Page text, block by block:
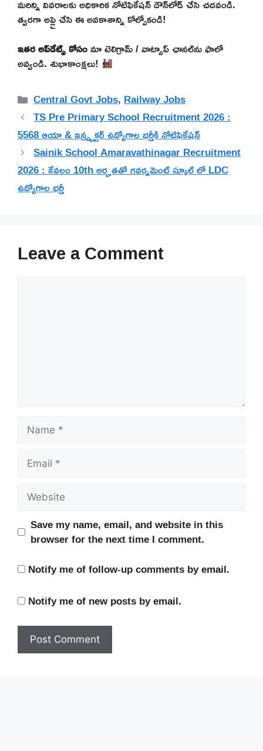
మరిన్ని వివరాలకు అధికారిక నోటిఫికేషన్ డౌన్‌లోడ్ చేసి చదవండి.
త్వరగా అప్లై చేసి ఈ అవకాశాన్ని కోల్పోకండి!
ఇతర అప్‌డేట్స్ కోసంమా టెలిగ్రామ్ / వాట్సాప్ ఛానల్‌ను ఫాలో
అవ్వండి. శుభాకాంక్షలు!
Categories
Central Govt Jobs,Railway Jobs
TS Pre Primary School Recruitment 2026 :
5568 ఆయా & ఇన్స్ట్రక్టర్ ఉద్యోగాల భర్తీకి నోటిఫికేషన్
Sainik School Amaravathinagar Recruitment
2026 : కేవలం 10th అర్హతతో గవర్నమెంట్ స్కూల్ లో LDC
ఉద్యోగాల భర్తీ
Leave a Comment
Name
Email
Website
Save my name, email, and website in this
browser for the next time I comment.
Notify me of follow-up comments by email.
Notify me of new posts by email.